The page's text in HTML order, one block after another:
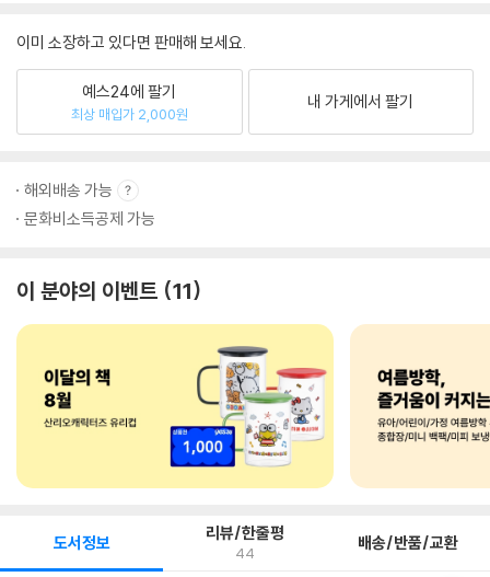
이미 소장하고 있다면 판매해 보세요.
예스24에 팔기
최상 매입가 2,000원
내 가게에서 팔기
해외배송 가능
문화비소득공제 가능
이 분야의 이벤트 11
도서정보 리뷰/한줄평
44 배송/반품/교환